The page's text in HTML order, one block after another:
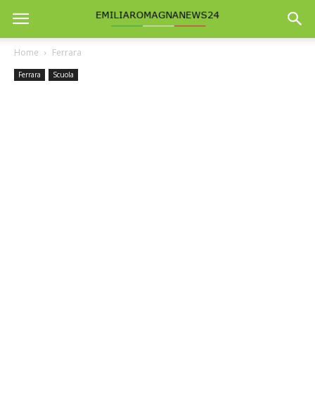
Home Ferrara
Ferrara Scuola